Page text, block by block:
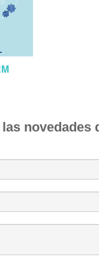
novedades